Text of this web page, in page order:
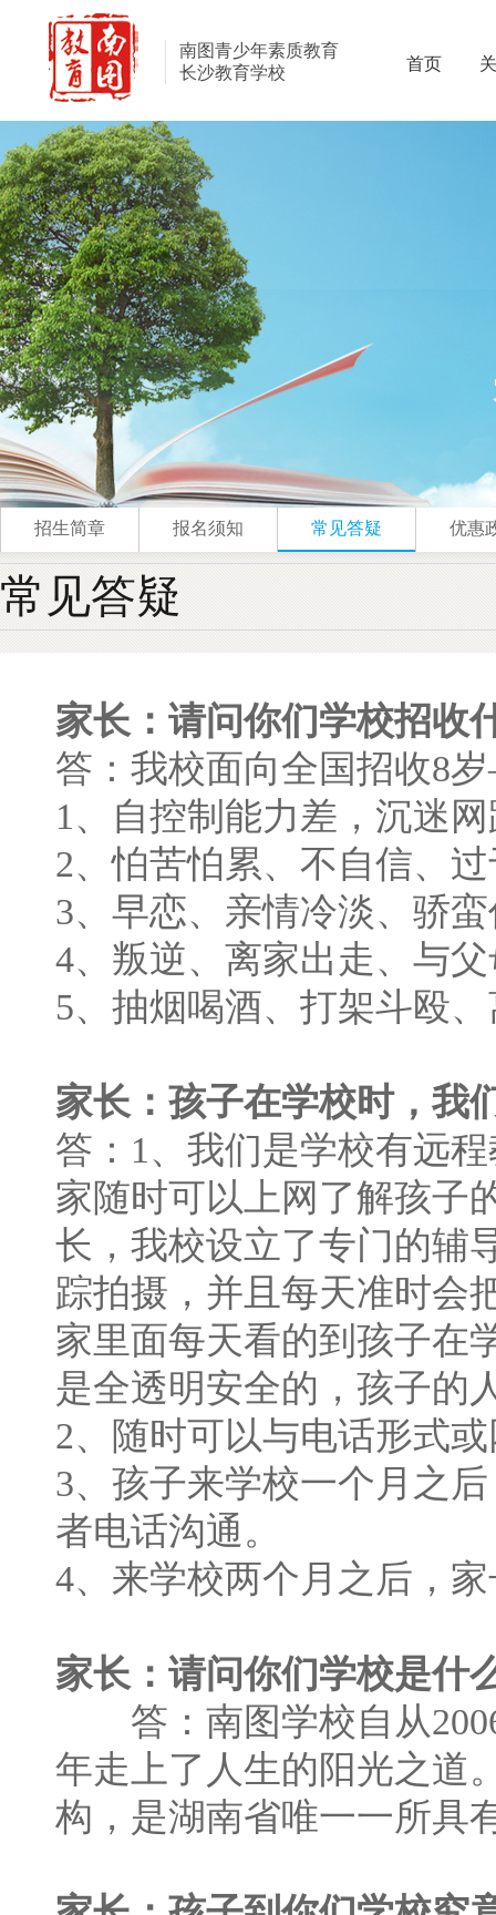
南图青少年素质教育
长沙教育学校
首页
招生简章 报名须知 常见答疑 优惠
常见答疑
家长：请问你们学校招收
答：我校面向全国招收8
1、自控制能力差，沉迷
2、怕苦怕累、不自信、
3、早恋、亲情冷淡、骄
4、叛逆、离家出走、与
5、抽烟喝酒、打架斗殴
家长：孩子在学校时，我
答：1、我们是学校有远
家随时可以上网了解孩子
长，我校设立了专门的辅
踪拍摄，并且每天准时会
家里面每天看的到孩子在
是全透明安全的，孩子的
2、随时可以与电话形式
3、孩子来学校一个月之
者电话沟通。
4、来学校两个月之后，
家长：请问你们学校是什
答：南图学校自从2006
年走上了人生的阳光之道
构，是湖南省唯一一所具